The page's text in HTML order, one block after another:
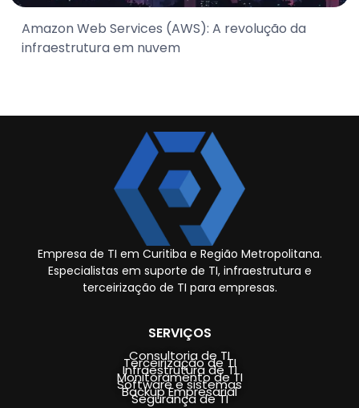
Amazon Web Services (AWS): A revolução da
infraestrutura em nuvem
Empresa de TI em Curitiba e Região Metropolitana.
Especialistas em suporte de TI, infraestrutura e
terceirização de TI para empresas.
SERVIÇOS
Consultoria de TI
Terceirização de TI
Infraestrutura de TI
Monitoramento de TI
Software e sistemas
Backup Empresarial
Segurança de TI